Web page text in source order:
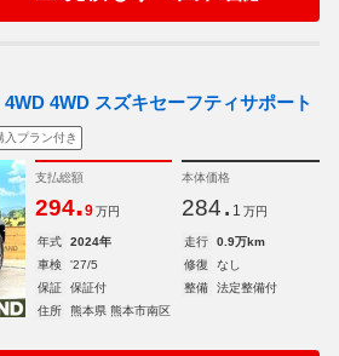
4WD スズキセーフティサポート
入プラン付き
支払総額
294.9 万円
本体価格
284. 1 万円
年式 2024年 走行
0.9万km
車検
'27/5 修復
なし
保証
保証付 整備
法定整備付
住所
熊本県 熊本市南区